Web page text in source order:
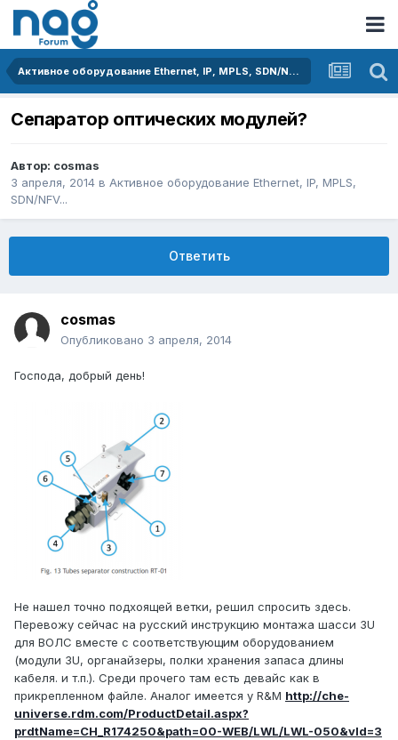
Активное оборудование Ethernet, IP, MPLS, SDN/NFV...
Сепаратор оптических модулей?
Автор: cosmas
3 апреля, 2014 в Активное оборудование Ethernet, IP, MPLS,
SDN/NFV...
Ответить
cosmas
Опубликовано 3 апреля, 2014
Господа, добрый день!
Не нашел точно подхоящей ветки, решил спросить здесь.
Перевожу сейчас на русский инструкцию монтажа шасси 3U
для ВОЛС вместе с соответствующим оборудованием
(модули 3U, органайзеры, полки хранения запаса длины
кабеля. и т.п.). Среди прочего там есть девайс как в
прикрепленном файле. Аналог имеется у R&M http://che-
universe.rdm.com/ProductDetail.aspx?
prdtName=CH_R174250&path=00-WEB/LWL/LWL-050&vId=3